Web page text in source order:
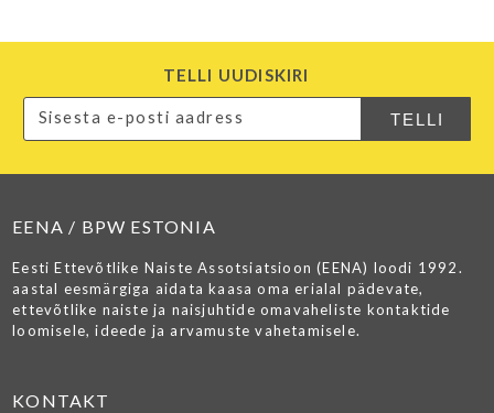
TELLI UUDISKIRI
EENA / BPW ESTONIA
Eesti Ettevõtlike Naiste Assotsiatsioon (EENA) loodi 1992.
aastal eesmärgiga aidata kaasa oma erialal pädevate,
ettevõtlike naiste ja naisjuhtide omavaheliste kontaktide
loomisele, ideede ja arvamuste vahetamisele.
KONTAKT